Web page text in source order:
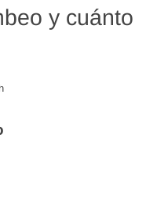
y cuánto